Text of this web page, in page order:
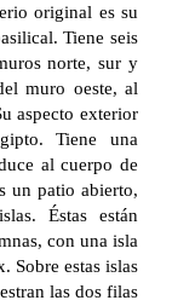
original es su
Tiene seis
norte, sur y
muro oeste, al
aspecto exterior
Tiene una
al cuerpo de
un patio abierto,
Éstas están
con una isla
Sobre estas islas
las dos filas